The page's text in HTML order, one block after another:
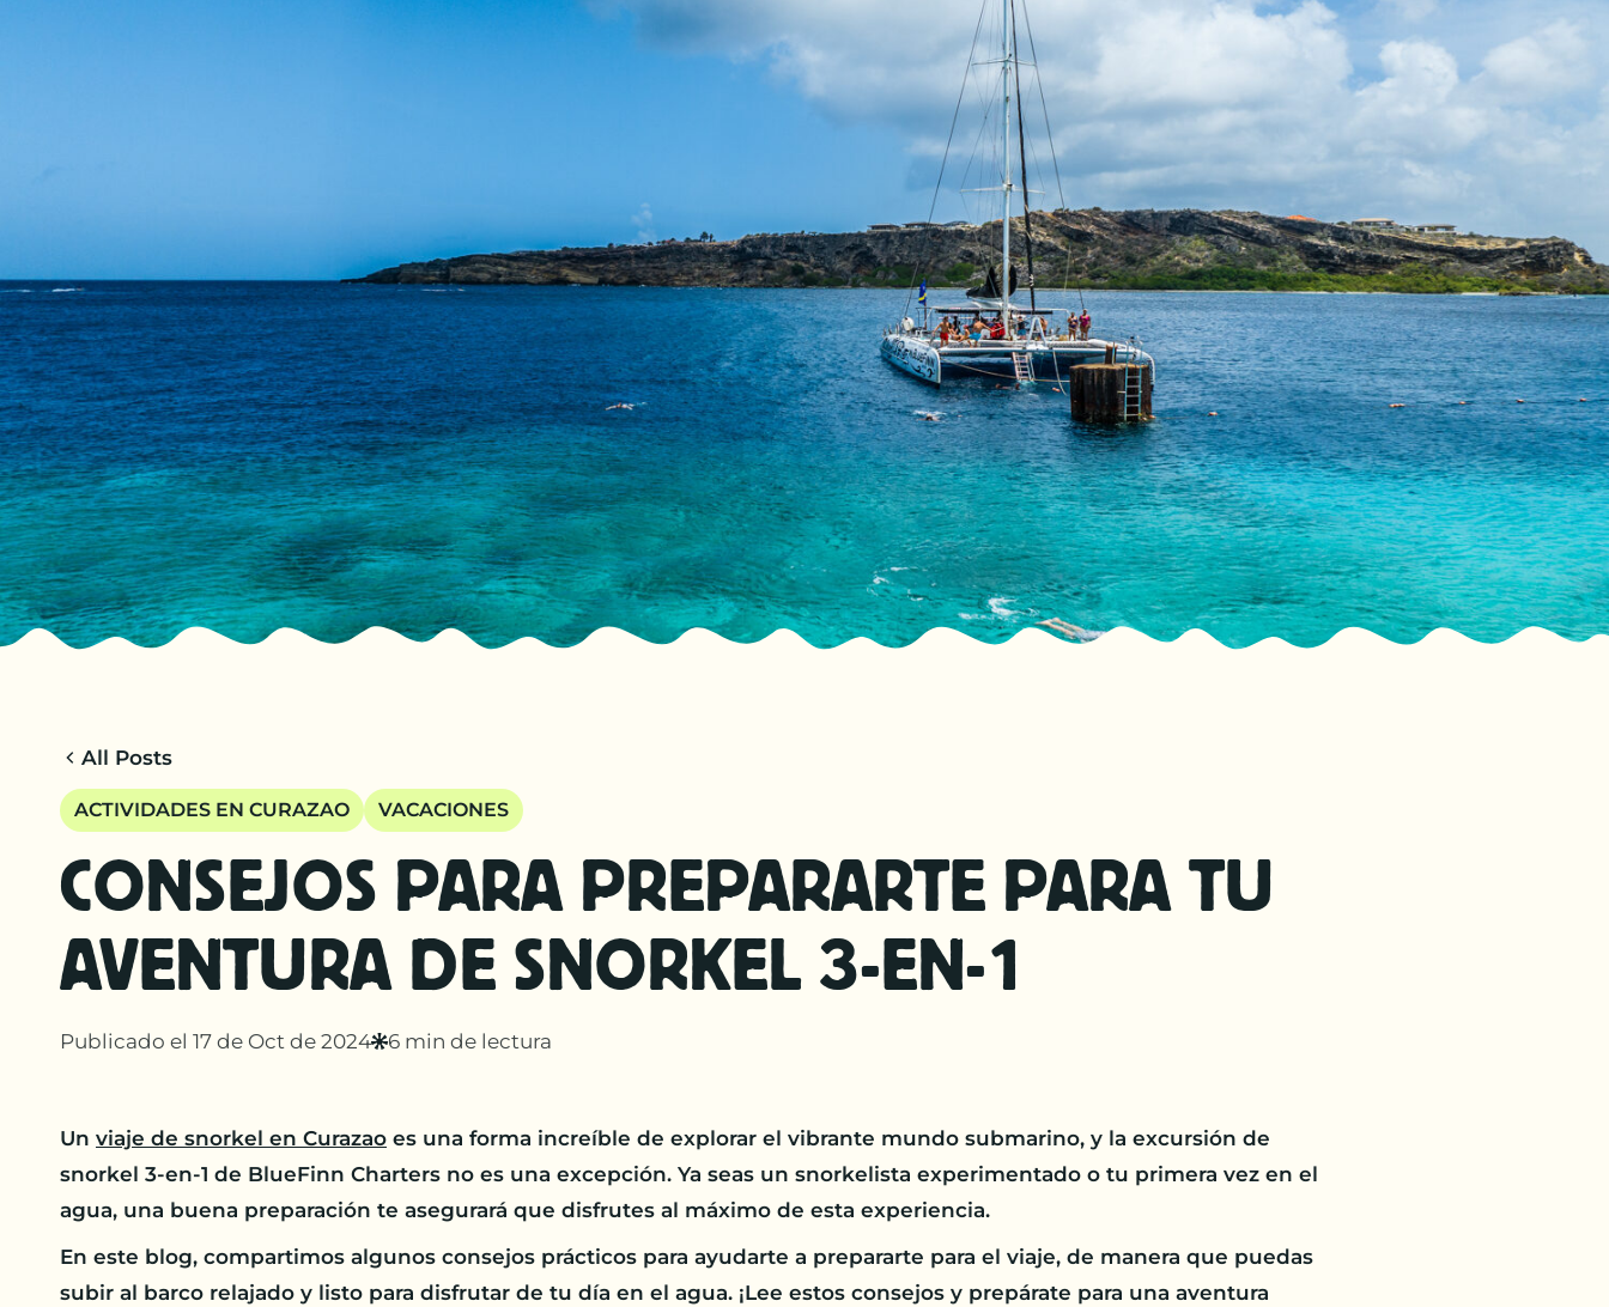
ACERCA DE
CONSEJOS
CONTACTO
All Posts
ACTIVIDADES EN CURAZAO VACACIONES
CONSEJOS PARA PREPARARTE PARA TU
AVENTURA DE SNORKEL 3-EN-1
Publicado el 17 de Oct de 2024 6 min de lectura
Un viaje de snorkel en Curazao es una forma increíble de explorar el vibrante mundo submarino, y la excursión de
snorkel 3-en-1 de BlueFinn Charters no es una excepción. Ya seas un snorkelista experimentado o tu primera vez en el
agua, una buena preparación te asegurará que disfrutes al máximo de esta experiencia.
En este blog, compartimos algunos consejos prácticos para ayudarte a prepararte para el viaje, de manera que puedas
subir al barco relajado y listo para disfrutar de tu día en el agua. ¡Lee estos consejos y prepárate para una aventura